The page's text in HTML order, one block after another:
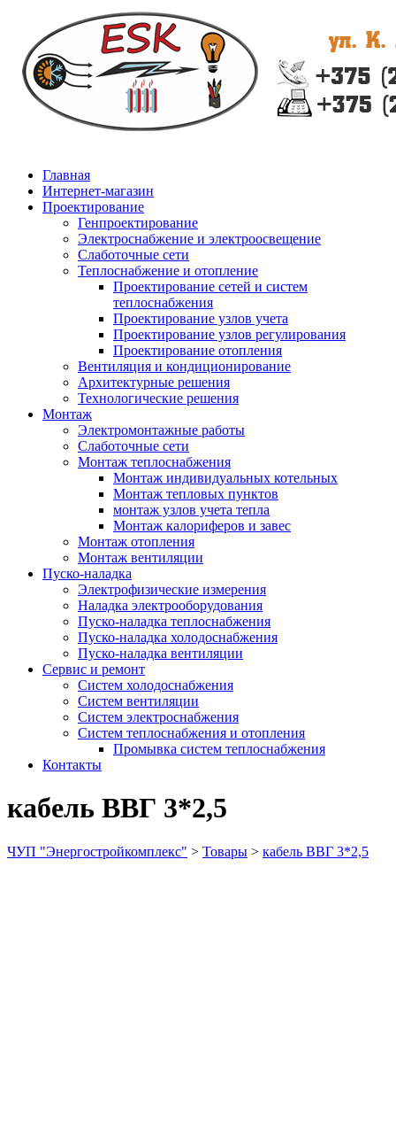
Главная
Интернет-магазин
Проектирование
Генпроектирование
Электроснабжение и электроосвещение
Слаботочные сети
Теплоснабжение и отопление
Проектирование сетей и систем
теплоснабжения
Проектирование узлов учета
Проектирование узлов регулирования
Проектирование отопления
Вентиляция и кондиционирование
Архитектурные решения
Технологические решения
Монтаж
Электромонтажные работы
Слаботочные сети
Монтаж теплоснабжения
Монтаж индивидуальных котельных
Монтаж тепловых пунктов
монтаж узлов учета тепла
Монтаж калориферов и завес
Монтаж отопления
Монтаж вентиляции
Пуско-наладка
Электрофизические измерения
Наладка электрооборудования
Пуско-наладка теплоснабжения
Пуско-наладка холодоснабжения
Пуско-наладка вентиляции
Сервис и ремонт
Систем холодоснабжения
Систем вентиляции
Систем электроснабжения
Систем теплоснабжения и отопления
Промывка систем теплоснабжения
Контакты
кабель ВВГ 3*2,5
ЧУП "Энергостройкомплекс" > Товары > кабель ВВГ 3*2,5